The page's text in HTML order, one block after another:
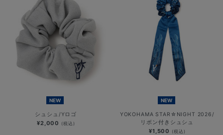
NEW
シュシュ/Yロゴ
¥2,000 (税込)
NEW
YOKOHAMA STAR☆NIGHT 2026/
リボン付きシュシュ
¥1,500 (税込)